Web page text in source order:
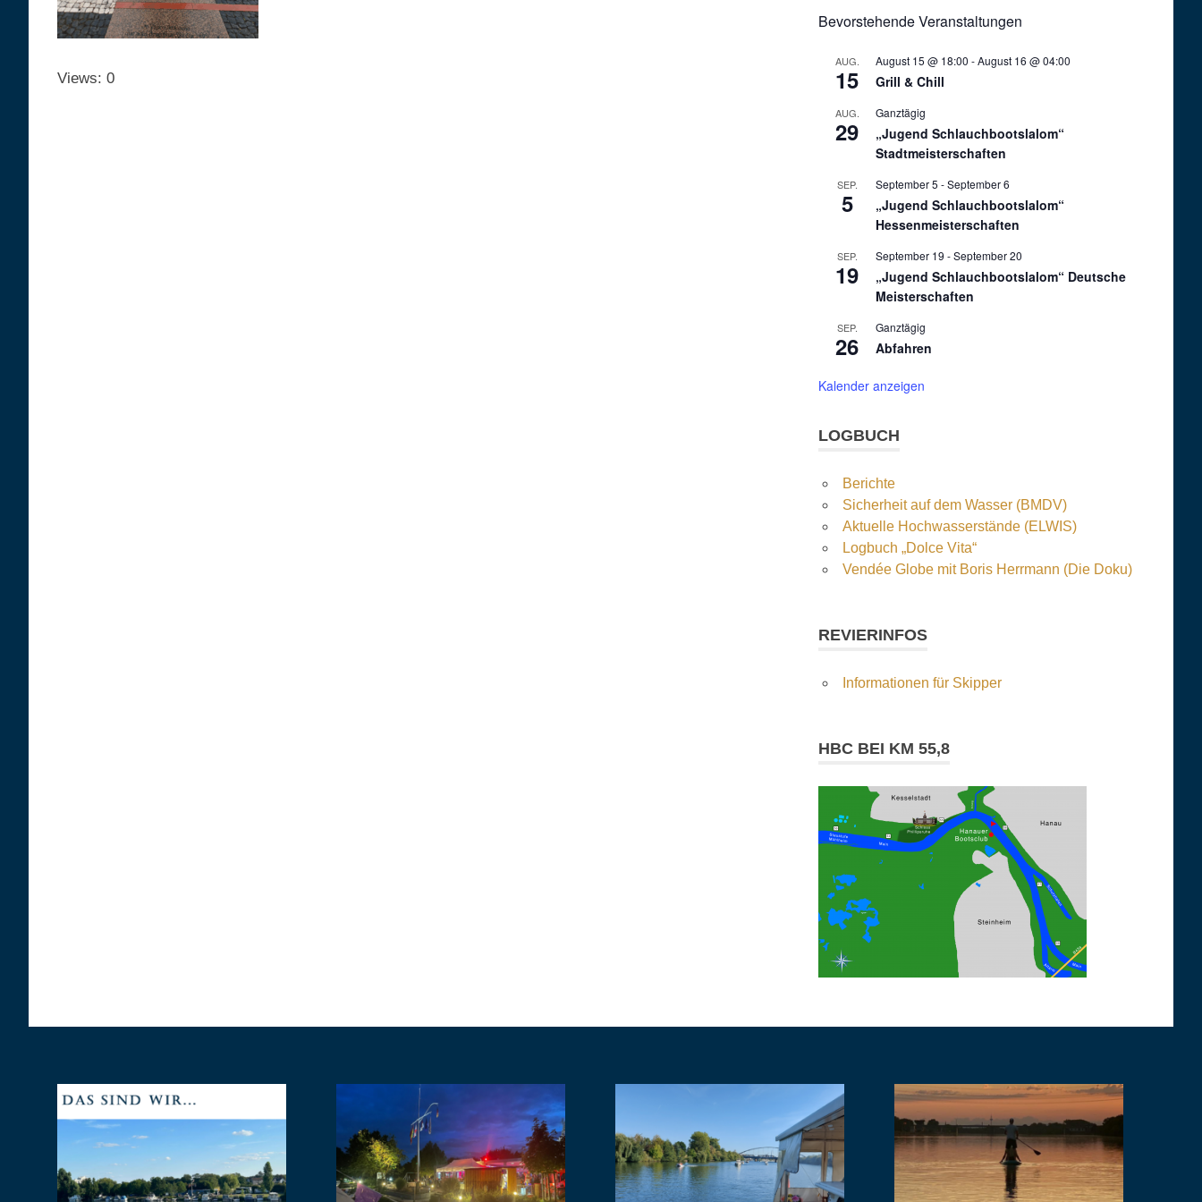
Views: 0
Bevorstehende Veranstaltungen
AUG.
15
August 15 @ 18:00 -August 16 @ 04:00
Grill & Chill
AUG.
29
Ganztägig
„Jugend Schlauchbootslalom“
Stadtmeisterschaften
SEP.
5
September 5 -September 6
„Jugend Schlauchbootslalom“
Hessenmeisterschaften
SEP.
19
September 19 -September 20
„Jugend Schlauchbootslalom“ Deutsche
Meisterschaften
SEP.
26
Ganztägig
Abfahren
Kalender anzeigen
LOGBUCH
Berichte
Sicherheit auf dem Wasser (BMDV)
Aktuelle Hochwasserstände (ELWIS)
Logbuch „Dolce Vita“
Vendée Globe mit Boris Herrmann (Die Doku)
REVIERINFOS
Informationen für Skipper
HBC BEI KM 55,8